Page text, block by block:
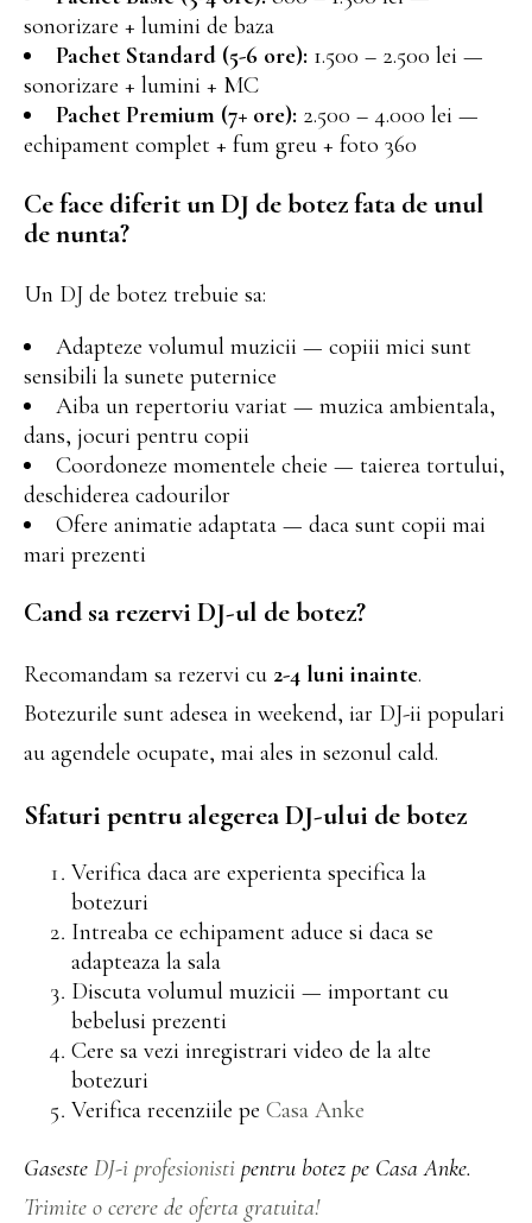
sonorizare + lumini de baza
Pachet Standard (5-6 ore): 1.500 – 2.500 lei —
sonorizare + lumini + MC
Pachet Premium (7+ ore): 2.500 – 4.000 lei —
echipament complet + fum greu + foto 360
Ce face diferit un DJ de botez fata de unul
de nunta?
Un DJ de botez trebuie sa:
Adapteze volumul muzicii — copiii mici sunt
sensibili la sunete puternice
Aiba un repertoriu variat — muzica ambientala,
dans, jocuri pentru copii
Coordoneze momentele cheie — taierea tortului,
deschiderea cadourilor
Ofere animatie adaptata — daca sunt copii mai
mari prezenti
Cand sa rezervi DJ-ul de botez?
Recomandam sa rezervi cu 2-4 luni inainte.
Botezurile sunt adesea in weekend, iar DJ-ii populari
au agendele ocupate, mai ales in sezonul cald.
Sfaturi pentru alegerea DJ-ului de botez
Verifica daca are experienta specifica la
botezuri
Intreaba ce echipament aduce si daca se
adapteaza la sala
Discuta volumul muzicii — important cu
bebelusi prezenti
Cere sa vezi inregistrari video de la alte
botezuri
Verifica recenziile pe Casa Anke
Gaseste DJ-i profesionisti pentru botez pe Casa Anke.
Trimite o cerere de oferta gratuita!